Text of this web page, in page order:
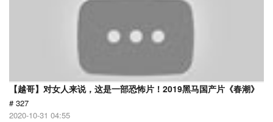
【越哥】对女人来说，这是一部恐怖片！2019黑马国产片《春潮》
# 327
2020-10-31 04:55